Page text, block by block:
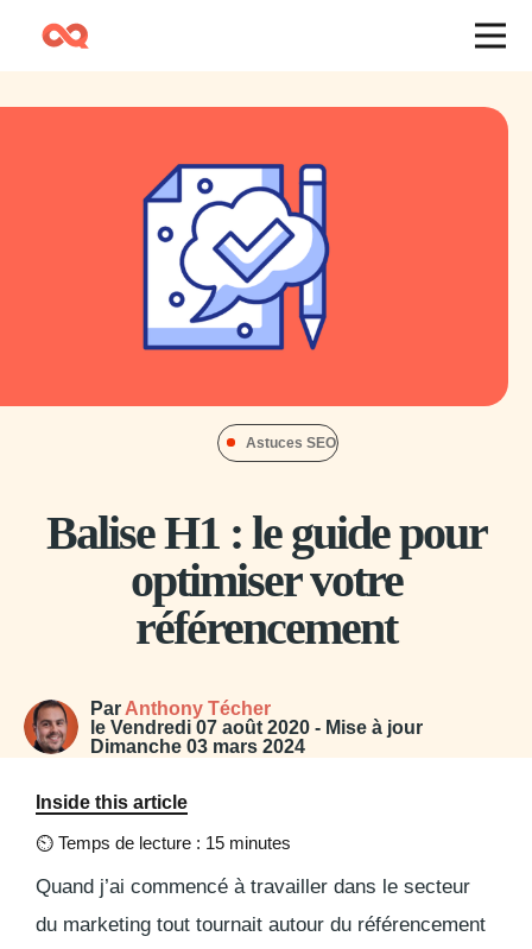
Astuces SEO
Balise H1 : le guide pour
optimiser votre
référencement
Par Anthony Técher
le Vendredi 07 août 2020 - Mise à jour
Dimanche 03 mars 2024
Inside this article
⏲ Temps de lecture : 15 minutes
Quand j’ai commencé à travailler dans le secteur
du marketing tout tournait autour du référencement